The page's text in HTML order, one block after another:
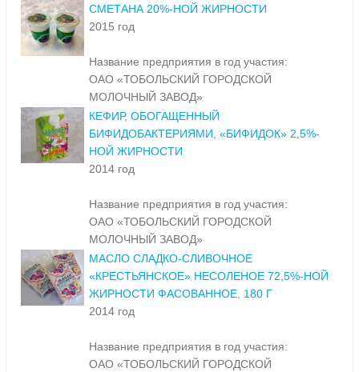
СМЕТАНА 20%-НОЙ ЖИРНОСТИ
2015 год
Название предприятия в год участия:
ОАО «ТОБОЛЬСКИЙ ГОРОДСКОЙ
МОЛОЧНЫЙ ЗАВОД»
КЕФИР, ОБОГАЩЕННЫЙ
БИФИДОБАКТЕРИЯМИ, «БИФИДОК» 2,5%-
НОЙ ЖИРНОСТИ
2014 год
Название предприятия в год участия:
ОАО «ТОБОЛЬСКИЙ ГОРОДСКОЙ
МОЛОЧНЫЙ ЗАВОД»
МАСЛО СЛАДКО-СЛИВОЧНОЕ
«КРЕСТЬЯНСКОЕ» НЕСОЛЕНОЕ 72,5%-НОЙ
ЖИРНОСТИ ФАСОВАННОЕ, 180 Г
2014 год
Название предприятия в год участия:
ОАО «ТОБОЛЬСКИЙ ГОРОДСКОЙ